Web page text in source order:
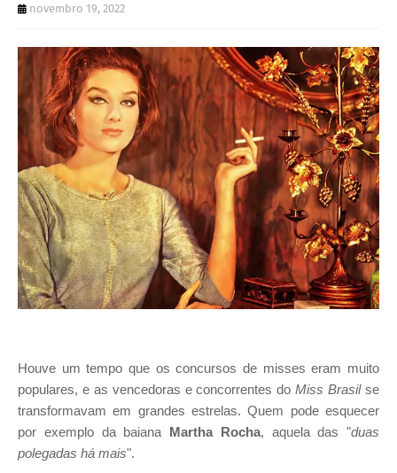
I
A
S
novembro 19, 2022
Houve um tempo que os concursos de misses eram muito
populares, e as vencedoras e concorrentes doMiss Brasilse
transformavam em grandes estrelas. Quem pode esquecer
por exemplo da baiana Martha Rocha, aquela das "duas
polegadas há mais".